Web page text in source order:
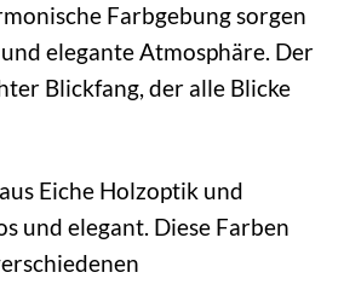
Farbgebung sorgen
elegante Atmosphäre. Der
Blickfang, der alle Blicke
Eiche Holzoptik und
und elegant. Diese Farben